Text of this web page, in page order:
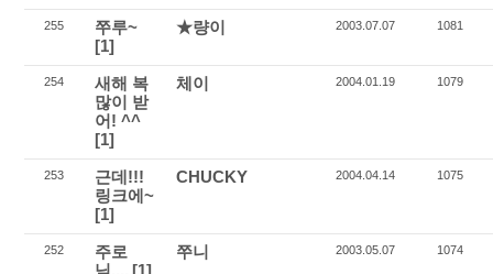
255
쭈루~
[1]
★량이 2003.07.07 1081
254
새해 복
많이 받
어! ^^
[1]
체이 2004.01.19 1079
253
근데!!!
링크에~
[1]
CHUCKY 2004.04.14 1075
252
주로
님.... [1]
쭈니 2003.05.07 1074